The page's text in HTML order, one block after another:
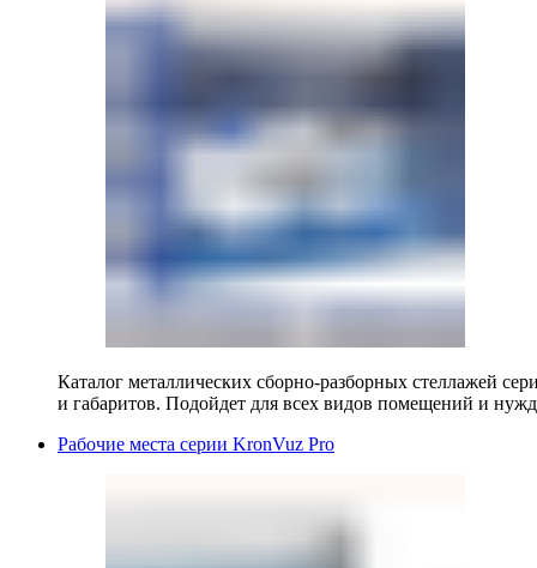
Каталог металлических сборно-разборных стеллажей
и габаритов. Подойдет для всех видов помещений и
Рабочие места серии KronVuz Pro